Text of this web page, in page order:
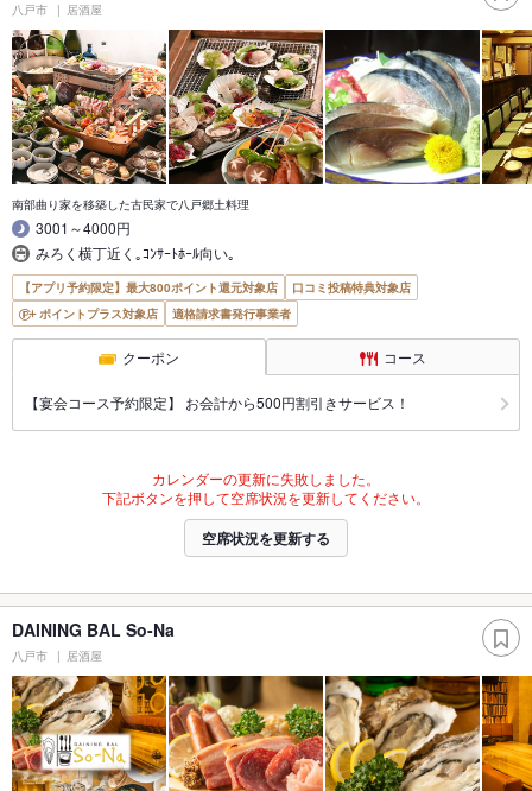
八戸市 居酒屋
南部曲り家を移築した古民家で八戸郷土料理
3001～4000円
みろく横丁近く｡ｺﾝｻｰﾄﾎｰﾙ向い｡
【アプリ予約限定】最大800ポイント還元対象店
口コミ投稿特典対象店
ポイントプラス対象店
適格請求書発行事業者
クーポン コース
【宴会コース予約限定】 お会計から500円割引きサービス！
カレンダーの更新に失敗しました。
下記ボタンを押して空席状況を更新してください。
空席状況を更新する
DAINING BAL So-Na
八戸市 居酒屋